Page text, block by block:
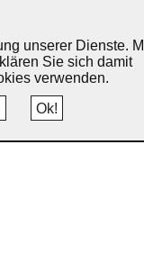
unserer Dienste.
Sie sich damit
verwenden.
Ok!